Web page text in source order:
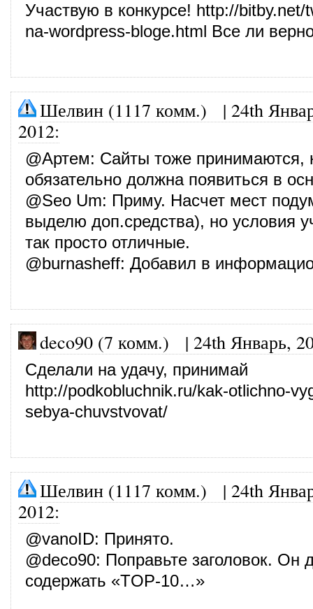
Участвую в конкурсе! http://bitby.net/
na-wordpress-bloge.html Все ли
Шелвин (1117 комм.) | 24th
2012:
@Артем: Сайты тоже принимаются,
обязательно должна появиться в
@Seo Um: Приму. Насчет мест
выделю доп.средства), но условия
так просто отличные.
@burnasheff: Добавил в
deco90 (7 комм.) | 24th Январь,
Сделали на удачу, принимай
http://podkobluchnik.ru/kak-otlichno-
sebya-chuvstvovat/
Шелвин (1117 комм.) | 24th
2012:
@vanoID: Принято.
@deco90: Поправьте заголовок. Он
содержать «TOP-10…»